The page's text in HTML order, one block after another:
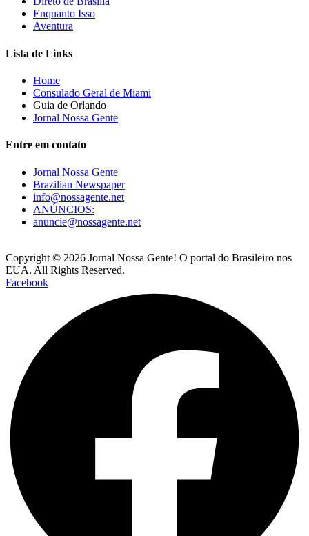
Enquanto Isso
Aventura
Lista de Links
Home
Consulado Geral de Miami
Guia de Orlando
Jornal Nossa Gente
Entre em contato
Jornal Nossa Gente
Brazilian Newspaper
info@nossagente.net
ANÚNCIOS:
anuncie@nossagente.net
Copyright © 2026 Jornal Nossa Gente! O portal do Brasileiro nos
EUA. All Rights Reserved.
Facebook